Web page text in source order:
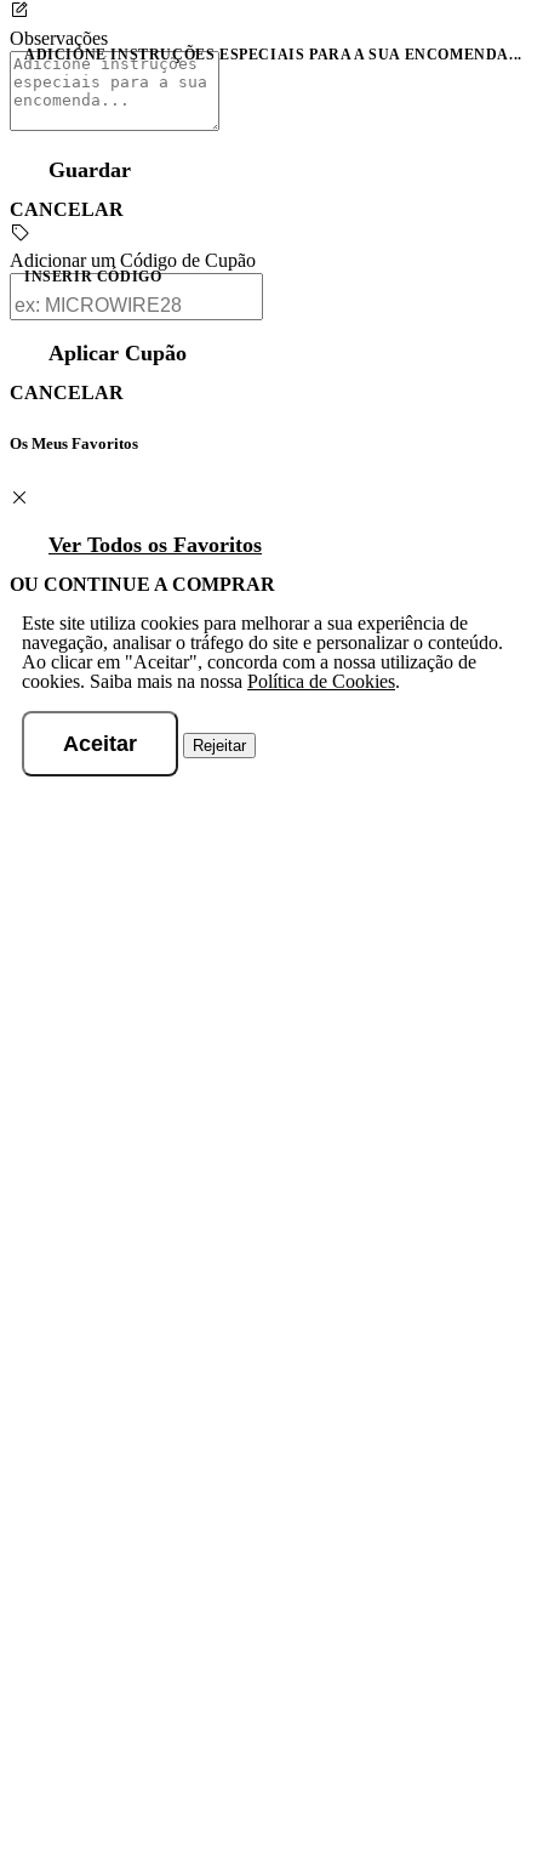
Observações
ADICIONE INSTRUÇÕES ESPECIAIS PARA A SUA ENCOMENDA...
Guardar
CANCELAR
Adicionar um Código de Cupão
INSERIR CÓDIGO
Aplicar Cupão
CANCELAR
Os Meus Favoritos
Ver Todos os Favoritos
OU CONTINUE A COMPRAR
Este site utiliza cookies para melhorar a sua experiência de
navegação, analisar o tráfego do site e personalizar o conteúdo.
Ao clicar em "Aceitar", concorda com a nossa utilização de
cookies. Saiba mais na nossa Política de Cookies.
Aceitar Rejeitar